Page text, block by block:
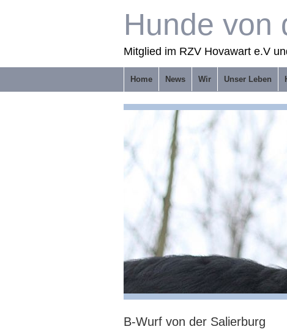
Hunde von
Mitglied im RZV Hovawart e.V
Home News Wir Unser Leben
B-Wurf von der Salierburg